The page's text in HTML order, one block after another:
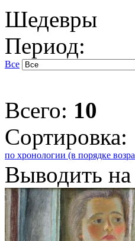
Шедевры
Период:
Все
Всего: 10
Сортировка:
по хронологии (в порядке
Выводить на